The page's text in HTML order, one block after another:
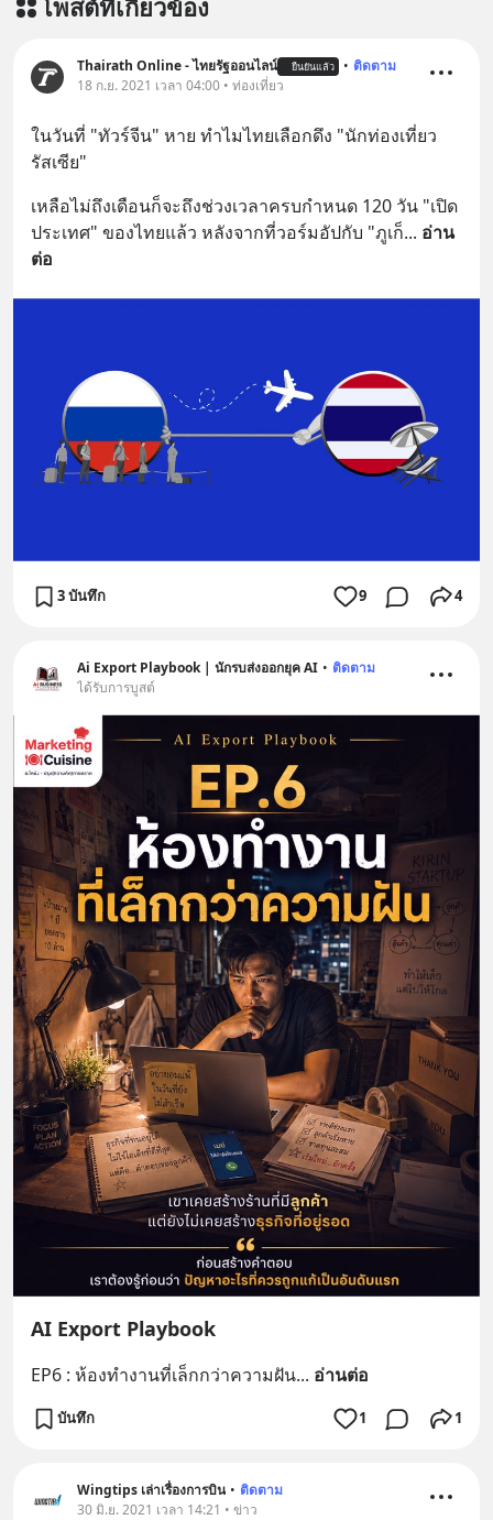
=========================
ผลิตภัณฑ์เสริมอาหาร Diip CBD ช่วย
บรรเทาความเครียด ลดความวิตกกังวล
เพิ่มการผ่อนคลาย ซึ่งช่วยให้การนอน
หลับมีประสิทธิภาพมากยิ่งขึ้น 📍 สนใจ
@diipgeek 🔗 หรือกดลิงก์
https://lin.ee/U91Fzyz
โพสต์ที่เกี่ยวข้อง
Thairath Online - ไทยรัฐออนไลน์ ยืนยันแล้ว • ติดตาม
18 ก.ย. 2021 เวลา 04:00 • ท่องเที่ยว
ในวันที่ "ทัวร์จีน" หาย ทำไมไทยเลือกดึง "นักท่องเที่ยว
รัสเซีย"
เหลือไม่ถึงเดือนก็จะถึงช่วงเวลาครบกำหนด 120 วัน "เปิด
ประเทศ" ของไทยแล้ว หลังจากที่วอร์มอัปกับ "ภูเก็... อ่าน
ต่อ
3 บันทึก 9 4
Ai Export Playbook | นักรบส่งออกยุค AI • ติดตาม
ได้รับการบูสต์
AI Export Playbook
EP6 : ห้องทำงานที่เล็กกว่าความฝัน... อ่านต่อ
บันทึก 1 1
Wingtips เล่าเรื่องการบิน • ติดตาม
30 มิ.ย. 2021 เวลา 14:21 • ข่าว